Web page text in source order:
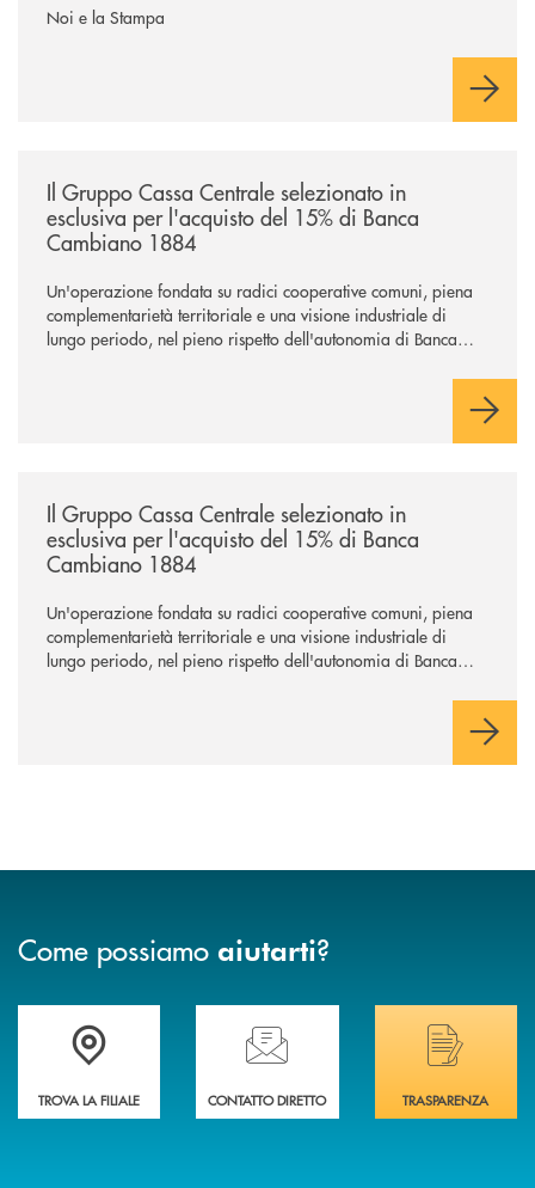
Noi e la Stampa
Il Gruppo Cassa Centrale selezionato in
esclusiva per l'acquisto del 15% di Banca
Cambiano 1884
Un'operazione fondata su radici cooperative comuni, piena
complementarietà territoriale e una visione industriale di
lungo periodo, nel pieno rispetto dell'autonomia di Banca
negoziazione esclusiva per la finalizzazione dell’operazione.
Il Gruppo Cassa Centrale selezionato in
esclusiva per l'acquisto del 15% di Banca
Cambiano 1884
Un'operazione fondata su radici cooperative comuni, piena
complementarietà territoriale e una visione industriale di
lungo periodo, nel pieno rispetto dell'autonomia di Banca
negoziazione esclusiva per la finalizzazione dell’operazione.
Come possiamo aiutarti?
Trova la filiale più vicina a Te
TROVA LA FILIALE
Hai bisogno di assistenza immediata?
CONTATTO DIRETTO
Hai bisogno di
TRASPARENZA